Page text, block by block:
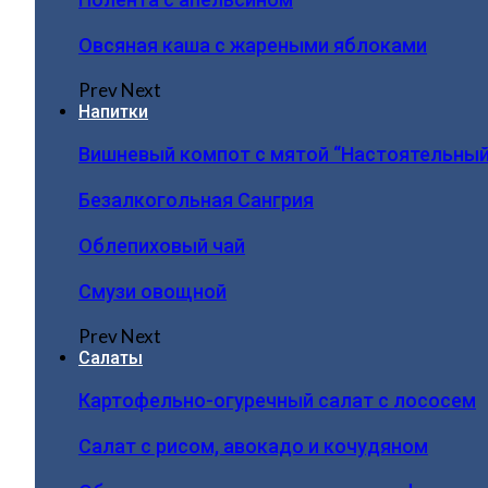
Овсяная каша с жареными яблоками
PrevNext
Напитки
Вишневый компот с мятой
Безалкогольная Сангрия
Облепиховый чай
Смузи овощной
PrevNext
Салаты
Картофельно-огуречный салат с лососем
Салат с рисом, авокадо и кочудяном